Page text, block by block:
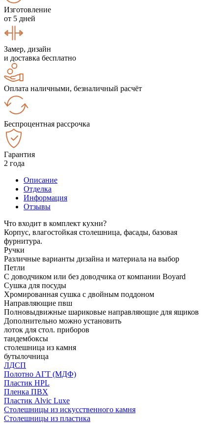
Изготовление
от 5 дней
Замер, дизайн
и доставка бесплатно
Оплата наличными, безналичный расчёт
Беспроцентная рассрочка
Гарантия
2 года
Описание
Отделка
Информация
Отзывы
Что входит в комплект кухни?
Корпус, влагостойкая столешница, фасады, базовая
фурнитура.
Ручки
Различные варианты дизайна и материала на выбор
Петли
С доводчиком или без доводчика от компании Boyard
Сушка для посуды
Хромированная сушка с двойным поддоном
Направляющие пвш
Полновыдвижные шариковые направляющие для ящиков
Дополнительно можно установить
лоток для стол. приборов
тандембоксы
столешница из камня
бутылочница
ЛДСП
Полотно АГТ (МДФ)
Пластик HPL
Пленка ПВХ
Пластик Alvic Luxe
Столешницы из искусственного камня
Столешницы из пластика